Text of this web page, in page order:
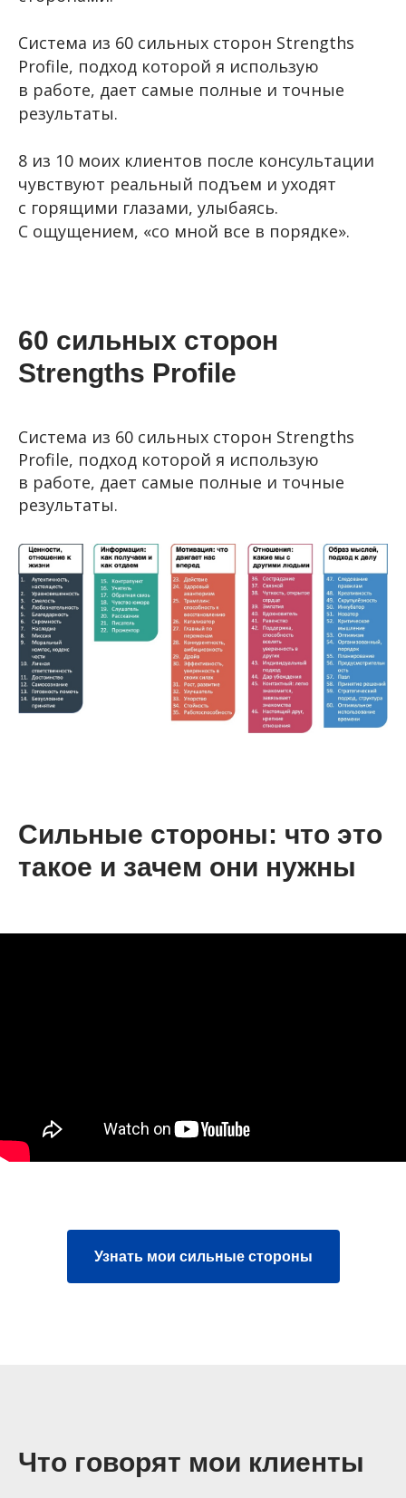
Система из 60 сильных сторон Strengths
Profile, подход которой я использую
в работе, дает самые полные и точные
результаты.
8 из 10 моих клиентов после консультации
чувствуют реальный подъем и уходят
с горящими глазами, улыбаясь.
C ощущением, «со мной все в порядке».
60 сильных сторон
Strengths Profile
Система из 60 сильных сторон Strengths
Profile, подход которой я использую
в работе, дает самые полные и точные
результаты.
Сильные стороны: что это
такое и зачем они нужны
Узнать мои сильные стороны
Что говорят мои клиенты